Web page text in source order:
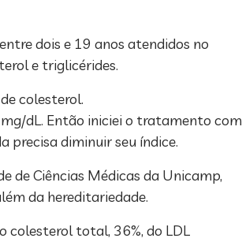
dois e 19 anos atendidos no
e triglicérides.
colesterol.
dL. Então iniciei o tratamento com
precisa diminuir seu índice.
de Ciências Médicas da Unicamp,
da hereditariedade.
colesterol total, 36%, do LDL